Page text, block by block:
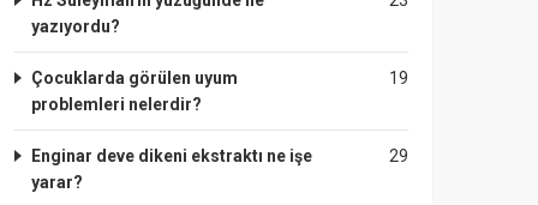
yazıyordu?
19
Çocuklarda görülen uyum
problemleri nelerdir?
29
Enginar deve dikeni ekstraktı ne işe
yarar?